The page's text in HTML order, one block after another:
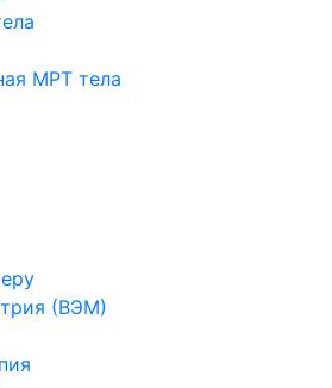
МРТ тела
(ВЭМ)